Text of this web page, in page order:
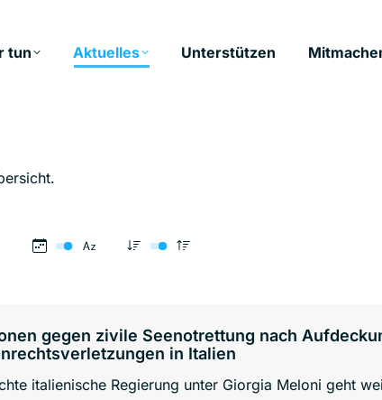
tun Aktuelles Unterstützen
gegen zivile Seenotrettung nach
in Italien
italienische Regierung unter Giorgia Meloni geht